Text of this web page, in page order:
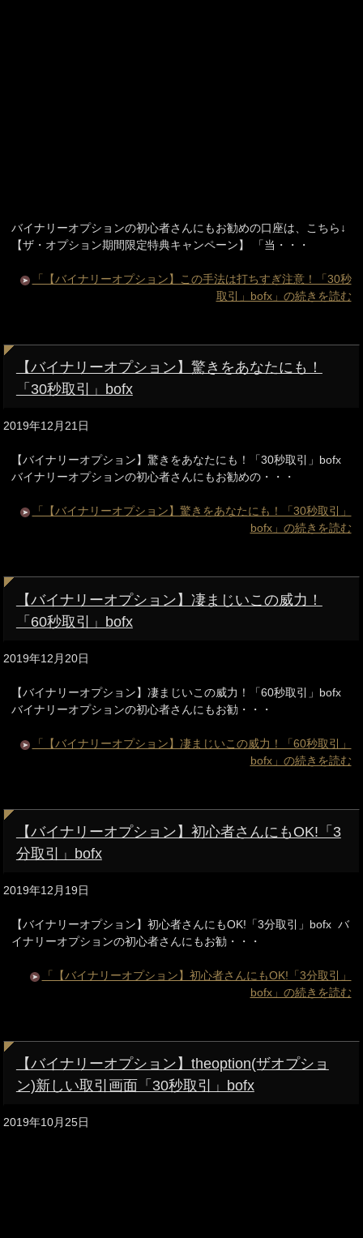
バイナリーオプションの初心者さんにもお勧めの口座は、こちら↓
【ザ・オプション期間限定特典キャンペーン】 「当・・・
「【バイナリーオプション】この手法は打ちすぎ注意！「30秒
取引」bofx」の続きを読む
【バイナリーオプション】驚きをあなたにも！
「30秒取引」bofx
2019年12月21日
【バイナリーオプション】驚きをあなたにも！「30秒取引」bofx
バイナリーオプションの初心者さんにもお勧めの・・・
「【バイナリーオプション】驚きをあなたにも！「30秒取引」
bofx」の続きを読む
【バイナリーオプション】凄まじいこの威力！
「60秒取引」bofx
2019年12月20日
【バイナリーオプション】凄まじいこの威力！「60秒取引」bofx
バイナリーオプションの初心者さんにもお勧・・・
「【バイナリーオプション】凄まじいこの威力！「60秒取引」
bofx」の続きを読む
【バイナリーオプション】初心者さんにもOK!「3
分取引」bofx
2019年12月19日
【バイナリーオプション】初心者さんにもOK!「3分取引」bofx バ
イナリーオプションの初心者さんにもお勧・・・
「【バイナリーオプション】初心者さんにもOK!「3分取引」
bofx」の続きを読む
【バイナリーオプション】theoption(ザオプショ
ン)新しい取引画面「30秒取引」bofx
2019年10月25日